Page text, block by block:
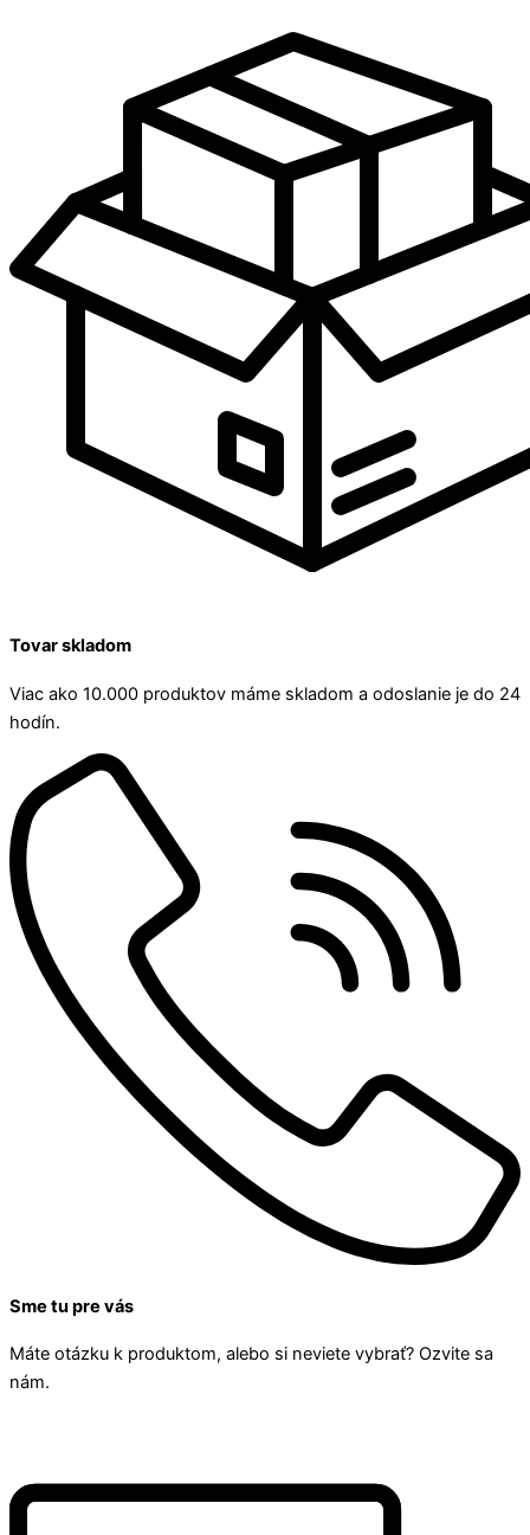
Tovar skladom
Viac ako 10.000 produktov máme skladom a odoslanie je do 24
hodín.
Sme tu pre vás
Máte otázku k produktom, alebo si neviete vybrať? Ozvite sa
nám.